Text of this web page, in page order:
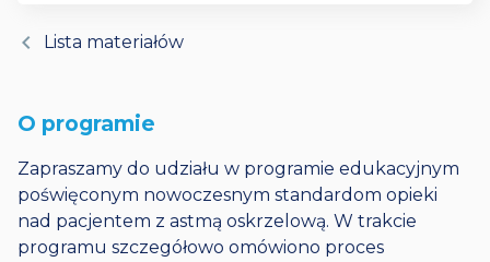
chevron_left Lista materiałów
O programie
Zapraszamy do udziału w programie edukacyjnym
poświęconym nowoczesnym standardom opieki
nad pacjentem z astmą oskrzelową. W trakcie
programu szczegółowo omówiono proces